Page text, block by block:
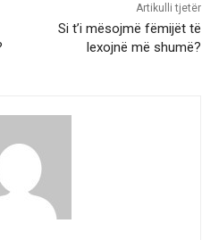
Artikulli tjetër
Si t’i mësojmë fëmijët të
lexojnë më shumë?